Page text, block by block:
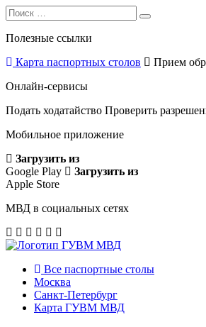
Search
for:
Search
Полезные ссылки
Карта паспортных столов
Прием
Онлайн-сервисы
Подать ходатайство Проверить
Мобильное приложение
Загрузить из
Google Play
Загрузить из
Apple Store
МВД в социальных сетях
Все паспортные столы
Москва
Санкт-Петербург
Карта ГУВМ МВД